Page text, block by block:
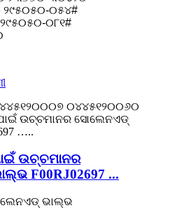
୦୫୪#
୦୮୧#
ଉଚ୍ଚମାନର
F00RJ02697 ...
ଭାଲ୍ଭ